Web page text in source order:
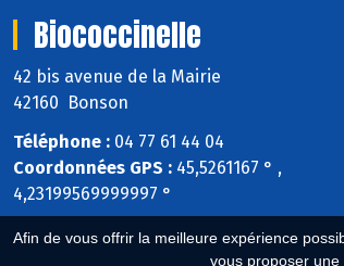
Afin de vous offrir la meilleure expérience
vous proposer
Biococcinelle
42 bis avenue de la Mairie
42160 Bonson
Téléphone : 04 77 61 44 04
Coordonnées GPS : 45,5261167 ° ,
4,23199569999997 °